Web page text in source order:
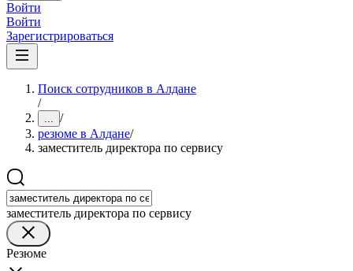
Войти
Войти
Зарегистрироваться
Поиск сотрудников в Алдане
/
... /
резюме в Алдане/
заместитель директора по сервису
заместитель директора по сервису
Резюме